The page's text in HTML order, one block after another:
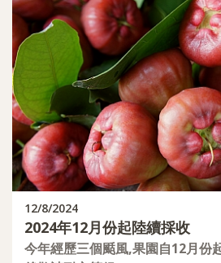
12/8/2024
2024年12月份起陸續採收
今年經歷三個颳風,果園自12月份